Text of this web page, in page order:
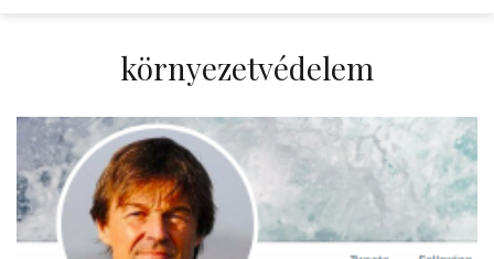
környezetvédelem